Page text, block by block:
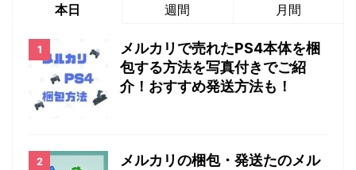
本日 週間 月間
メルカリで売れたPS4本体を梱
包する方法を写真付きでご紹
介！おすすめ発送方法も！
メルカリの梱包・発送たのメル